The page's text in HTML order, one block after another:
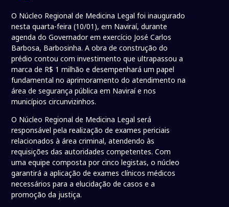
O Núcleo Regional de Medicina Legal foi inaugurado
nesta quarta-feira (10/01), em Naviraí, durante
agenda do Governador em exercício José Carlos
Barbosa, Barbosinha. A obra de construção do
prédio contou com investimento que ultrapassou a
marca de R$ 1 milhão e desempenhará um papel
fundamental no aprimoramento do atendimento na
área de segurança pública em Naviraí e nos
municípios circunvizinhos.
O Núcleo Regional de Medicina Legal será
responsável pela realização de exames periciais
relacionados à área criminal, atendendo às
requisições das autoridades competentes. Com
uma equipe composta por cinco legistas, o núcleo
garantirá a aplicação de exames clínicos médicos
necessários para a elucidação de casos e a
promoção da justiça.